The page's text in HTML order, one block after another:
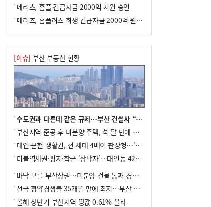
메리츠, 홈플 긴급자금 2000억 지원 승인
메리츠, 홈플러스 회생 긴급자금 2000억 원 지원 승인
[이슈] 부산 부동산 현황
수도권과 다른데 같은 규제…부산 건설사 “쓰러지기 직전”
부산지역 준공 후 미분양 주택, 석 달 만에 다시 3000가구 넘어서
대연·문현 생활권, 전 세대 4베이 판상형…‘더샵 트리센트’ 내달 분양
더블역세권·평지·학군 ‘삼박자’…대연동 42층 브랜드 단지
바닥 모를 부산상권…미분양 건물 통째 경매도
전국 청약경쟁률 35개월 만에 최저…부산 미분양 ‘적체’ 심화
올해 상반기 부산지역 땅값 0.61% 올라